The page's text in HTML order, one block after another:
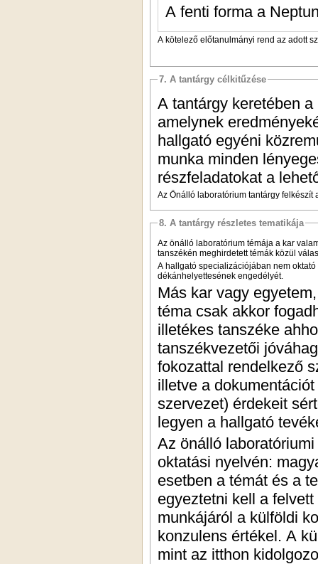
A fenti forma a
A kötelező előtanulmányi rend az adott
7. A tantárgy célkitűzése
A tantárgy keretében
amelynek
hallgató egyéni
munka minden
részfeladatokat a
Az Önálló laboratórium tantárgy
8. A tantárgy részletes tematikája
Az önálló laboratórium témája a kar
tanszékén meghirdetett témák közül
A hallgató specializációjában nem
dékánhelyettesének engedélyét.
Más kar vagy
téma csak akkor
illetékes tanszéke
tanszékvezetői
fokozattal rendelkező
illetve a
szervezet) érdekeit
legyen a hallgató
Az önálló
oktatási nyelvén:
esetben a témát és a
egyeztetni kell a
munkájáról a külföldi
konzulens értékel. A
mint az itthon